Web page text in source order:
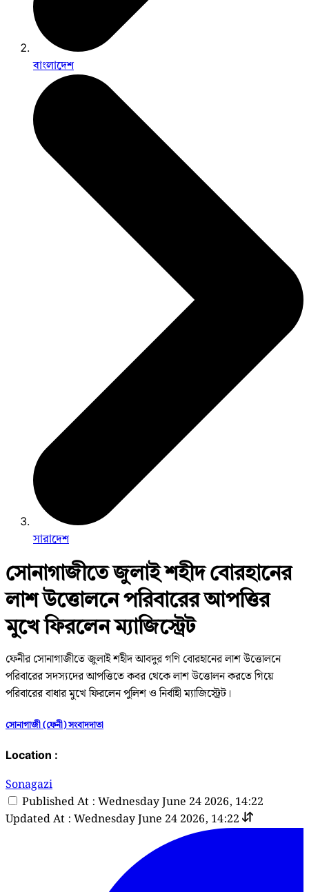
বাংলাদেশ
সারাদেশ
সোনাগাজীতে জুলাই শহীদ বোরহানের
লাশ উত্তোলনে পরিবারের আপত্তির
মুখে ফিরলেন ম্যাজিস্ট্রেট
ফেনীর সোনাগাজীতে জুলাই শহীদ আবদুর গণি বোরহানের লাশ উত্তোলনে
পরিবারের সদস্যদের আপত্তিতে কবর থেকে লাশ উত্তোলন করতে গিয়ে
পরিবারের বাধার মুখে ফিরলেন পুলিশ ও নির্বাহী ম্যাজিস্ট্রেট।
সোনাগাজী (ফেনী) সংবাদদাতা
Location :
Sonagazi
Published At : Wednesday June 24 2026, 14:22
Updated At : Wednesday June 24 2026, 14:22